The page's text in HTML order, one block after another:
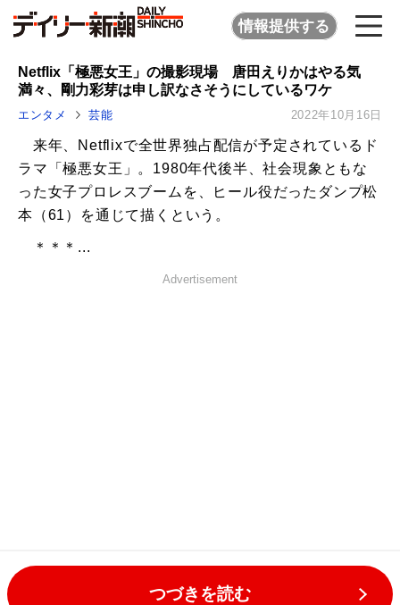
情報提供する
Netflix「極悪女王」の撮影現場 唐田えりかはやる気
満々、剛力彩芽は申し訳なさそうにしているワケ
エンタメ 芸能 2022年10月16日
来年、Netflixで全世界独占配信が予定されているド
ラマ「極悪女王」。1980年代後半、社会現象ともな
った女子プロレスブームを、ヒール役だったダンプ松
本（61）を通じて描くという。
＊＊＊...
Advertisement
つづきを読む